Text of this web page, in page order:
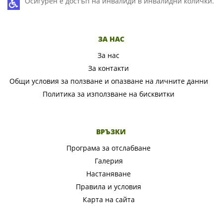
ЗА НАС
За нас
За контакти
Общи условия за ползване и опазване на личните данни
Политика за използване на бисквитки
ВРЪЗКИ
Програма за отслабване
Галерия
Настаняване
Правила и условия
Карта на сайта